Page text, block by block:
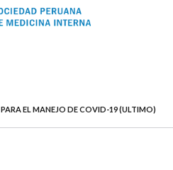
EL MANEJO DE COVID-19 (ULTIMO)